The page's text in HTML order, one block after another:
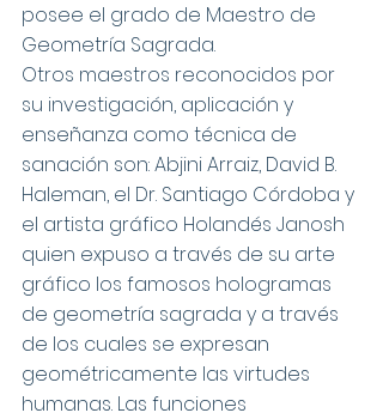
posee el grado de Maestro de
Geometría Sagrada.
Otros maestros reconocidos por
su investigación, aplicación y
enseñanza como técnica de
sanación son: Abjini Arraiz, David B.
Haleman, el Dr. Santiago Córdoba y
el artista gráfico Holandés Janosh
quien expuso a través de su arte
gráfico los famosos hologramas
de geometría sagrada y a través
de los cuales se expresan
geométricamente las virtudes
humanas. Las funciones